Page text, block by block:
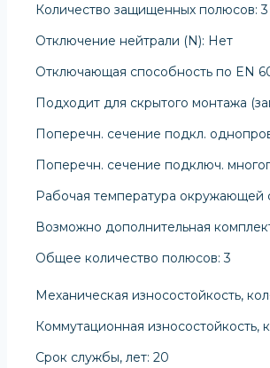
Количество защищенных полюсов: 3
Отключение нейтрали (N): Нет
Отключающая способность по EN
Подходит для скрытого монтажа
Поперечн. сечение подкл.
Поперечн. сечение подключ.
Рабочая температура окружающей
Возможно дополнительная
Общее количество полюсов: 3
Механическая износостойкость,
Коммутационная износостойкость,
Срок службы, лет: 20